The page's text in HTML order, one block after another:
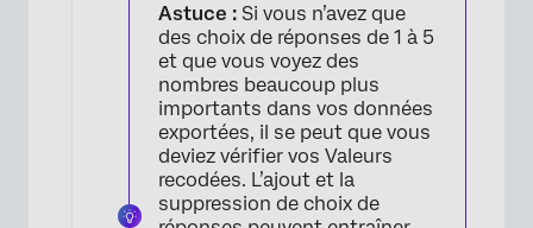
×
Astuce : Si vous n’avez que
des choix de réponses de 1 à 5
et que vous voyez des
nombres beaucoup plus
importants dans vos données
exportées, il se peut que vous
deviez vérifier vos Valeurs
recodées. L’ajout et la
suppression de choix de